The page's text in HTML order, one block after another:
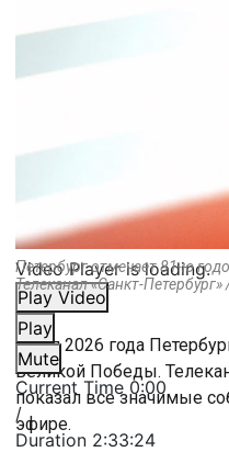
Video Player is loading.
Play Video
Play
Mute
Current Time 0:00
/
Duration 2:33:24
Петербург отмечает 81-ю
Телеканал «Санкт-
9 мая 2026 года
Великой Победы.
показал все значимые
эфире.